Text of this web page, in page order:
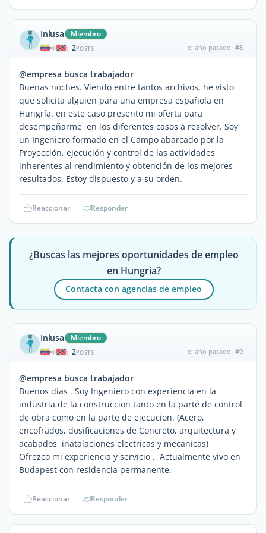
Inlusa Miembro
| 2POSTS el año pasado #8
@empresa busca trabajador
Buenas noches. Viendo entre tantos archivos, he visto
que solicita alguien para una empresa española en
Hungría. en este caso presento mi oferta para
desempeñarme en los diferentes casos a resolver. Soy
un Ingeniero formado en el Campo abarcado por la
Proyección, ejecución y control de las actividades
inherentes al rendimiento y obtención de los mejores
resultados. Estoy dispuesto y a su orden.
Reaccionar Responder
¿Buscas las mejores oportunidades de empleo
en Hungría?
Contacta con agencias de empleo
Inlusa Miembro
| 2POSTS el año pasado #9
@empresa busca trabajador
Buenos dias . Soy Ingeniero con experiencia en la
industria de la construccion tanto en la parte de control
de obra como en la parte de ejecucion. (Acero,
encofrados, dosificaciones de Concreto, arquitectura y
acabados, inatalaciones electricas y mecanicas)
Ofrezco mi experiencia y servicio . Actualmente vivo en
Budapest con residencia permanente.
Reaccionar Responder